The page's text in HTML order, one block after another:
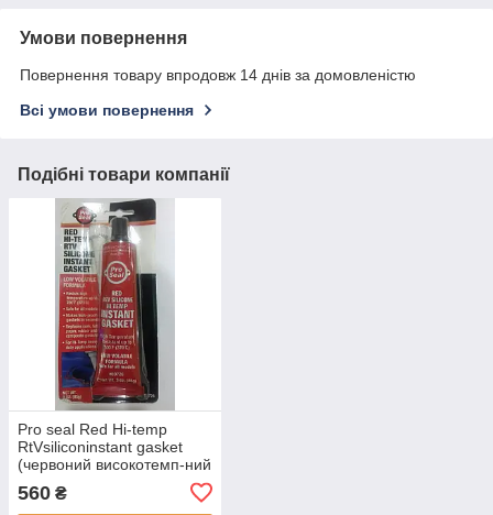
Умови повернення
Повернення товару впродовж 14 днів за домовленістю
Всі умови повернення
Подібні товари компанії
Pro seal Red Hi-temp
RtVsiliconinstant gasket
(червоний високотемп-ний
560 ₴